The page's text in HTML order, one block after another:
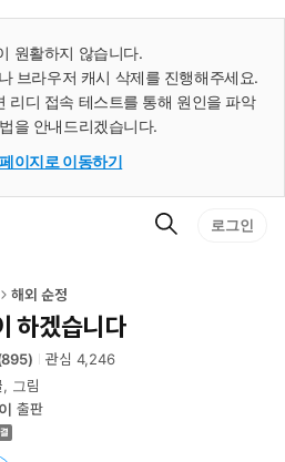
원활하지 않습니다.
브라우저 캐시 삭제를 진행해주세요.
리디 접속 테스트를 통해 원인을 파악
을 안내드리겠습니다.
이지로 이동하기
검
로그인
해외 순정
하겠습니다
895) 관심 4,246
그림
출판